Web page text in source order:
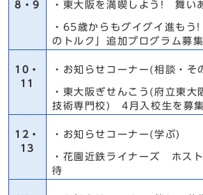
8・9 ・東大阪を満喫しよう! 舞い
・65歳からもグイグイ進も
のトルク」追加プログラム募集
10・
11
・お知らせコーナー(相談・そ
・東大阪ぎせんこう(府立東大
技術専門校) 4月入校生を募集
12・
13
・お知らせコーナー(学ぶ)
・花園近鉄ライナーズ ホス
待